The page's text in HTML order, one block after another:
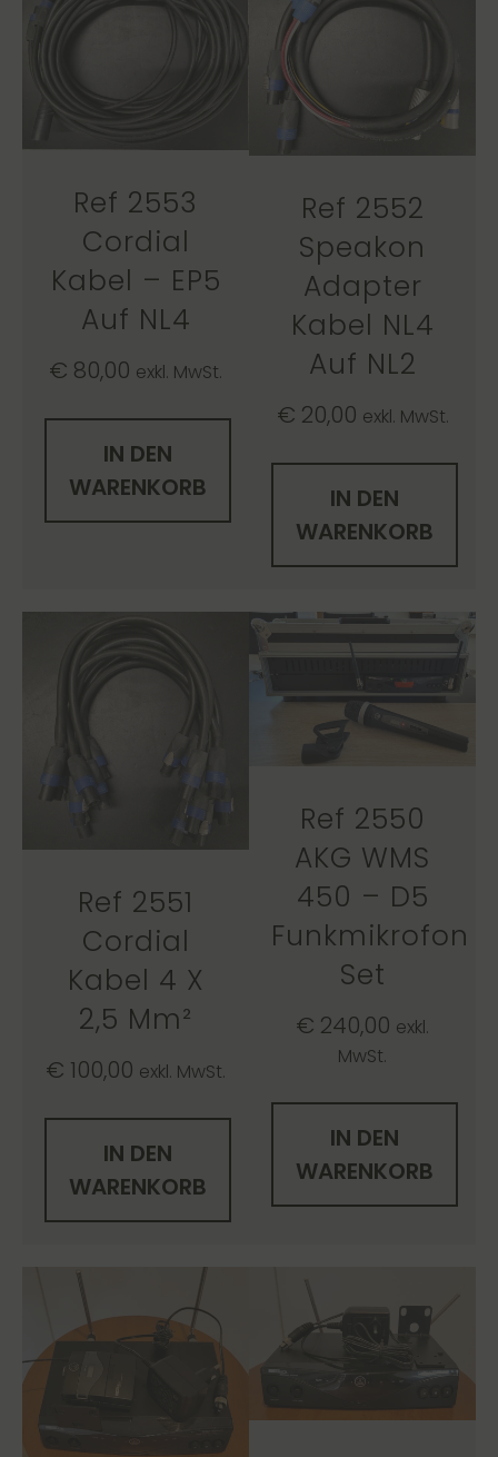
Ref 2553
Cordial
Kabel – EP5
Auf NL4
€ 80,00 exkl. MwSt.
IN DEN
WARENKORB
Ref 2552
Speakon
Adapter
Kabel NL4
Auf NL2
€ 20,00 exkl. MwSt.
IN DEN
WARENKORB
Ref 2551
Cordial
Kabel 4 X
2,5 Mm²
€ 100,00 exkl. MwSt.
IN DEN
WARENKORB
Ref 2550
AKG WMS
450 – D5
Funkmikrofon
Set
€ 240,00 exkl.
MwSt.
IN DEN
WARENKORB